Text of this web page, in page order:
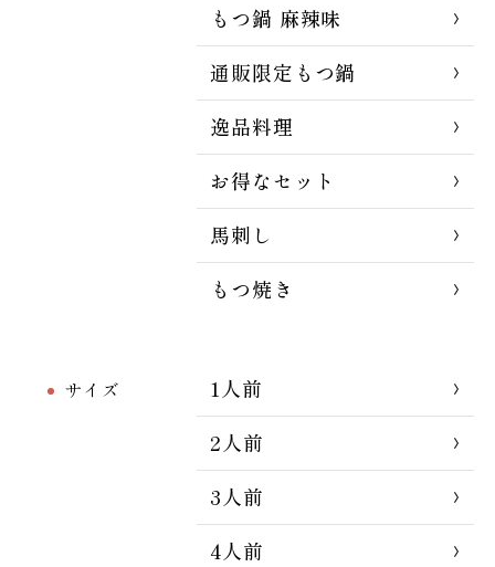
もつ鍋 麻辣味
通販限定もつ鍋
逸品料理
お得なセット
馬刺し
もつ焼き
サイズ
1人前
2人前
3人前
4人前